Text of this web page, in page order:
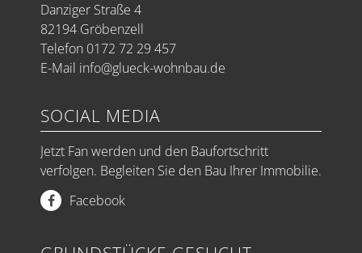
Danziger Straße 4
82194 Gröbenzell
Telefon 0172 72 29 457
E-Mail info@glueck-wohnbau.de
SOCIAL MEDIA
Jetzt Fan werden und den Baufortschritt
verfolgen. Begleiten Sie den Bau Ihrer Immobilie.
Facebook